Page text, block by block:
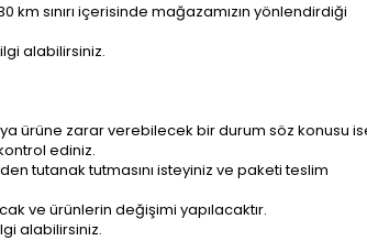
sınırı içerisinde mağazamızın yönlendirdiği
alabilirsiniz.
ürüne zarar verebilecek bir durum söz konusu
ediniz.
tutanak tutmasını isteyiniz ve paketi teslim
ve ürünlerin değişimi yapılacaktır.
alabilirsiniz.